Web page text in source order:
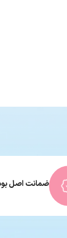
ضمانت اصل